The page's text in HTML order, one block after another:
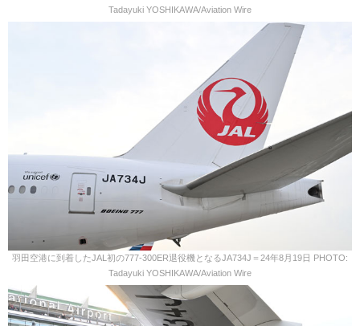
Tadayuki YOSHIKAWA/Aviation Wire
羽田空港に到着したJAL初の777-300ER退役機となるJA734J＝24年8月19日 PHOTO:
Tadayuki YOSHIKAWA/Aviation Wire